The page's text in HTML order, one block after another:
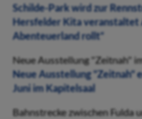
Schilde-Park wird zur
Hersfelder Kita veranstaltet
Abenteuerland rollt“
Neue Ausstellung "Zeitnah"
Neue Ausstellung "Zeitnah"
Juni im Kapitelsaal
Bahnstrecke zwischen Fulda